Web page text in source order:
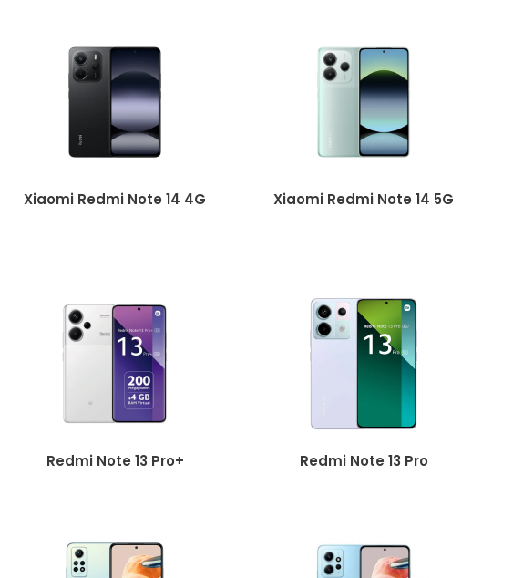
Xiaomi Redmi Note 14 4G Xiaomi Redmi Note 14 5G
Redmi Note 13 Pro+ Redmi Note 13 Pro